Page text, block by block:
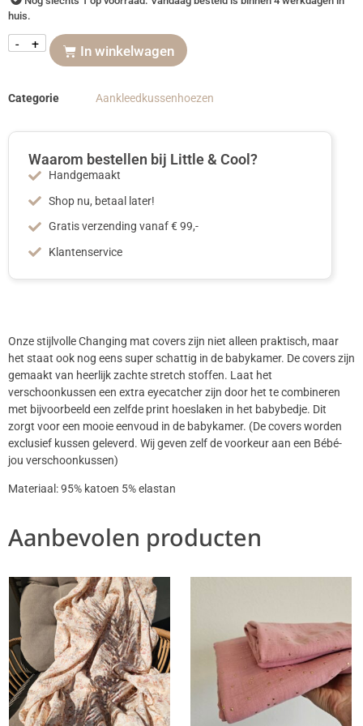
huis.
- + In winkelwagen
Categorie Aankleedkussenhoezen
Waarom bestellen bij Little & Cool?
Handgemaakt
Shop nu, betaal later!
Gratis verzending vanaf € 99,-
Klantenservice
Onze stijlvolle Changing mat covers zijn niet alleen praktisch, maar
het staat ook nog eens super schattig in de babykamer. De covers zijn
gemaakt van heerlijk zachte stretch stoffen. Laat het
verschoonkussen een extra eyecatcher zijn door het te combineren
met bijvoorbeeld een zelfde print hoeslaken in het babybedje. Dit
zorgt voor een mooie eenvoud in de babykamer. (De covers worden
exclusief kussen geleverd. Wij geven zelf de voorkeur aan een Bébé-
jou verschoonkussen)
Materiaal: 95% katoen 5% elastan
Aanbevolen producten